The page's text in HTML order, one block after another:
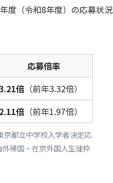
度（令和8年度）の応募状況
応募倍率
倍 （前年3.32倍）
2.11倍 （前年1.97倍）
京都立中学校入学者決定応
帰国・在京外国人生徒枠